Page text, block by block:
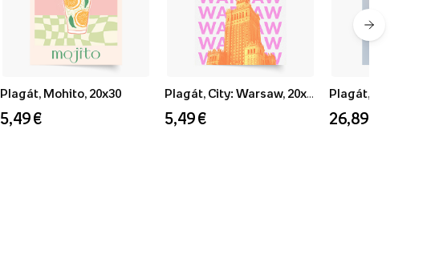
Plagát, Mohito, 20x30
5,49 €
Plagát, City: Warsaw, 20x30
5,49 €
Plagát, Zima:
26,89 €